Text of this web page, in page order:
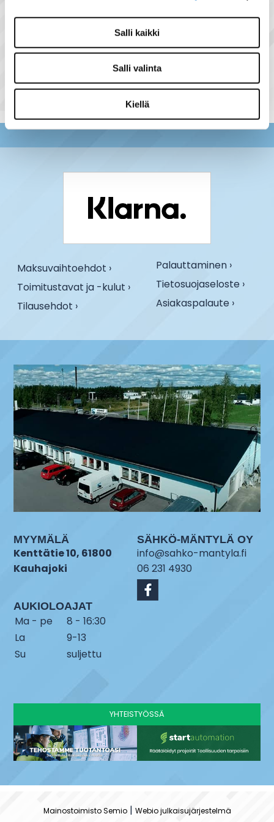
Salli kaikki
Salli valinta
Kiellä
Maksuvaihtoehdot ›
Toimitustavat ja -kulut ›
Tilausehdot ›
Palauttaminen ›
Tietosuojaseloste ›
Asiakaspalaute ›
MYYMÄLÄ
Kenttätie 10, 61800
Kauhajoki
AUKIOLOAJAT
Ma - pe
8 - 16:30
La
9-13
Su
suljettu
SÄHKÖ-MÄNTYLÄ OY
info@sahko-mantyla.fi
06 231 4930
YHTEISTYÖSSÄ
Mainostoimisto Semio| Webio julkaisujärjestelmä